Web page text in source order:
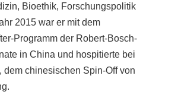
Bioethik, Forschungspolitik
2015 war er mit dem
Programm der Robert-Bosch-
in China und hospitierte bei
, dem chinesischen Spin-Off von